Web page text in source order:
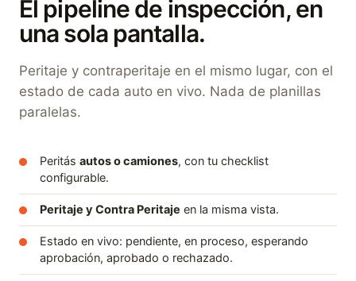
El pipeline de inspección, en
una sola pantalla.
Peritaje y contraperitaje en el mismo lugar, con el
estado de cada auto en vivo. Nada de planillas
paralelas.
Peritás autos o camiones, con tu checklist
configurable.
Peritaje y Contra Peritaje en la misma vista.
Estado en vivo: pendiente, en proceso, esperando
aprobación, aprobado o rechazado.